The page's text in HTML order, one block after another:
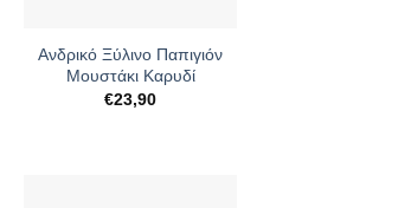
Ανδρικό Ξύλινο Παπιγιόν
Μουστάκι Καρυδί
€23,90